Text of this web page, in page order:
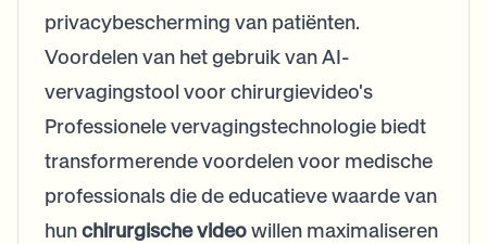
privacybescherming van patiënten.
Voordelen van het gebruik van AI-
vervagingstool voor chirurgievideo's
Professionele vervagingstechnologie biedt
transformerende voordelen voor medische
professionals die de educatieve waarde van
hunchirurgische videowillen maximaliseren